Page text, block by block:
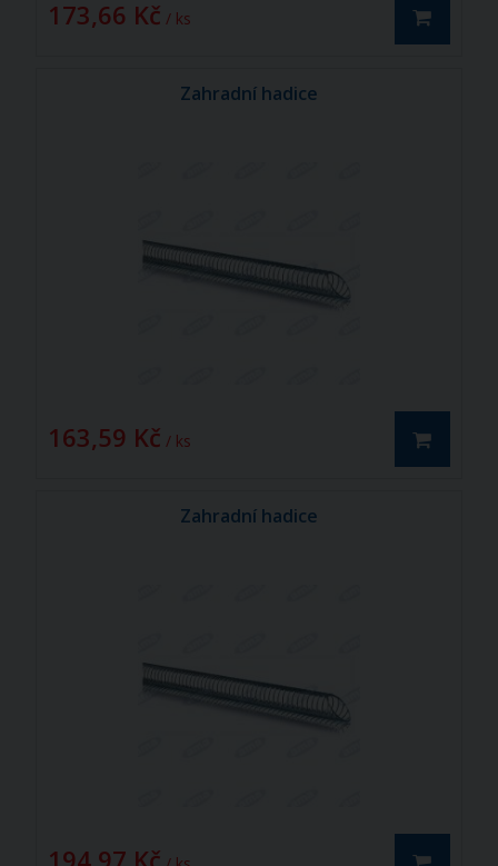
173,66 Kč / ks
Zahradní hadice
163,59 Kč / ks
Zahradní hadice
194,97 Kč